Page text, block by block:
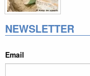
NEWSLETTER
Email